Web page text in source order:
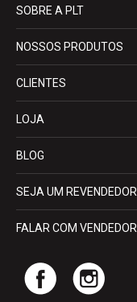
SOBRE A PLT
NOSSOS PRODUTOS
CLIENTES
LOJA
BLOG
SEJA UM REVENDEDOR
FALAR COM VENDEDOR